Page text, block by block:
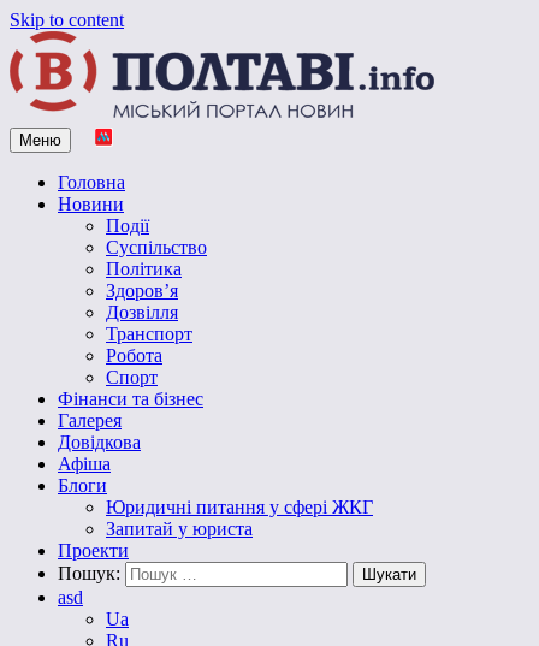
Skip to content
Vpoltave.info
Полтавський портал новин
Меню
Головна
Новини
Події
Суспільство
Політика
Здоров’я
Дозвілля
Транспорт
Робота
Спорт
Фінанси та бізнес
Галерея
Довідкова
Афіша
Блоги
Юридичні питання у сфері ЖКГ
Запитай у юриста
Проекти
Пошук:
asd
Ua
Ru